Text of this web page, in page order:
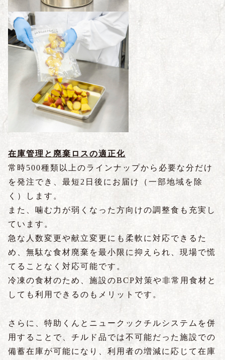
在庫管理と廃棄ロスの適正化
常時500種類以上のラインナップから必要な分だけ
を発注でき、最短2日後にお届け（一部地域を除
く）します。
また、噛む力が弱くなった方向けの調整食も充実し
ています。
急な人数変更や献立変更にも柔軟に対応できるた
め、無駄な食材廃棄を最小限に抑えられ、現場で慌
てることなく対応可能です。
冷凍の食材のため、施設のBCP対策や非常用食材と
しても利用できるのもメリットです。
さらに、特助くんとニュークックチルシステムを併
用することで、チルド品では不可能だった施設での
備蓄在庫が可能になり、利用者の増減に応じて在庫